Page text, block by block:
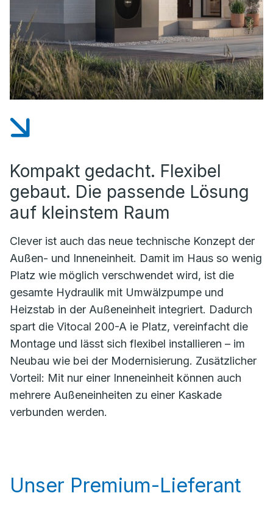
Kompakt gedacht. Flexibel
gebaut. Die passende Lösung
auf kleinstem Raum
Clever ist auch das neue technische Konzept der
Außen- und Inneneinheit. Damit im Haus so wenig
Platz wie möglich verschwendet wird, ist die
gesamte Hydraulik mit Umwälzpumpe und
Heizstab in der Außeneinheit integriert. Dadurch
spart die Vitocal 200-A ie Platz, vereinfacht die
Montage und lässt sich flexibel installieren – im
Neubau wie bei der Modernisierung. Zusätzlicher
Vorteil: Mit nur einer Inneneinheit können auch
mehrere Außeneinheiten zu einer Kaskade
verbunden werden.
Unser Premium-Lieferant